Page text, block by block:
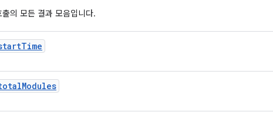
출의 모든 결과 모음입니다.
Time
Modules